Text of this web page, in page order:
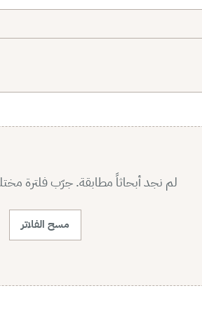
لم نجد أبحاثاً مطابقة. جرّب فلترة
مسح الفلاتر